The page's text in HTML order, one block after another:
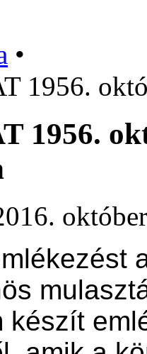
•
1956.
1956.
készít